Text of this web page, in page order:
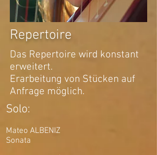
Repertoire
Das Repertoire wird konstant
erweitert.
Erarbeitung von Stücken auf
Anfrage möglich.
Solo:
Mateo ALBENIZ
Sonata